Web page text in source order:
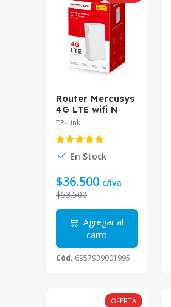
Router Mercusys
4G LTE wifi N
300Mbps
dispositivos,
tarjeta sim, 2
10/100 Mbps
MB110-4G
TP-Link
En Stock
$36.500 c/iva
$53.500
Agregar al
carro
Cód. 6957939001995
OFERTA